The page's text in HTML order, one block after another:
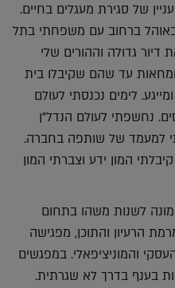
של סגירת מעגלים בחיים.
ברחוב עם משפחתי בתל
קמה מחאת דיור גדולה וההורים שלי
עד שהם שקיבלו בית
לימים נכנסתי לעולם
כנסים. נחשפתי לעולם הנדל"ן
למעמד של שותפה בחברה.
המון ידע וצברתי המון
לשנות משהו בתחום
הרעיון והתוכן, מפגישה
והמוניציפאלי. במפגשים
בענף בדרך לא שגרתית.